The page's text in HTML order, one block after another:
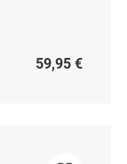
59,95 €